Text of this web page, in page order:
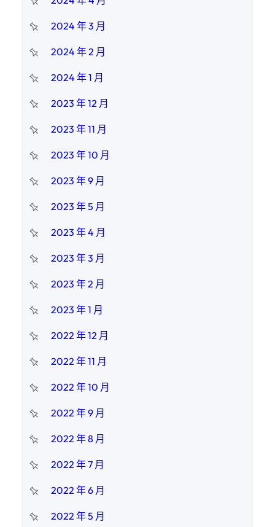
2024 年 3 月
2024 年 2 月
2024 年 1 月
2023 年 12 月
2023 年 11 月
2023 年 10 月
2023 年 9 月
2023 年 5 月
2023 年 4 月
2023 年 3 月
2023 年 2 月
2023 年 1 月
2022 年 12 月
2022 年 11 月
2022 年 10 月
2022 年 9 月
2022 年 8 月
2022 年 7 月
2022 年 6 月
2022 年 5 月